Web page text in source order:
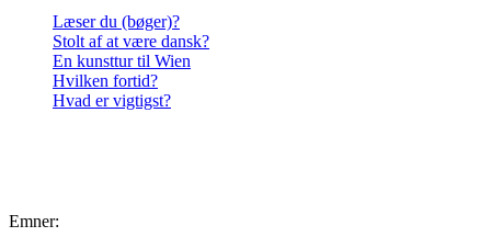
Læser du (bøger)?
Stolt af at være dansk?
En kunsttur til Wien
Hvilken fortid?
Hvad er vigtigst?
Emner: